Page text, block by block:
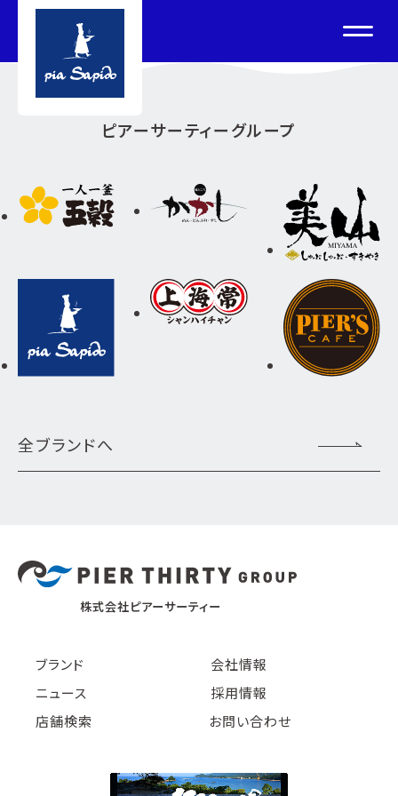
ピアーサーティーグループ
全ブランドへ
株式会社ピアーサーティー
ブランド
会社情報
ニュース
採用情報
店舗検索
お問い合わせ